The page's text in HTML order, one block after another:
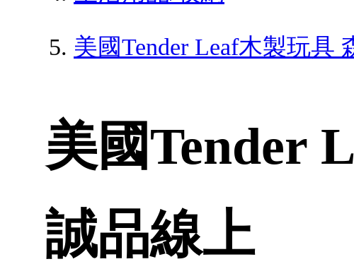
美國Tender Leaf木製玩具
美國Tender
誠品線上